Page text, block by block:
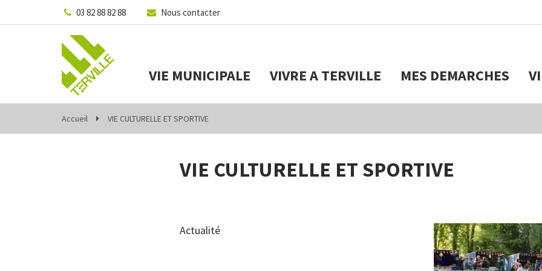
03 82 88 82 88 Nous contacter
VIE MUNICIPALE VIVRE A TERVILLE MES DEMARCHES
Accueil VIE CULTURELLE ET SPORTIVE
VIE CULTURELLE ET SPORTIVE
Actualité